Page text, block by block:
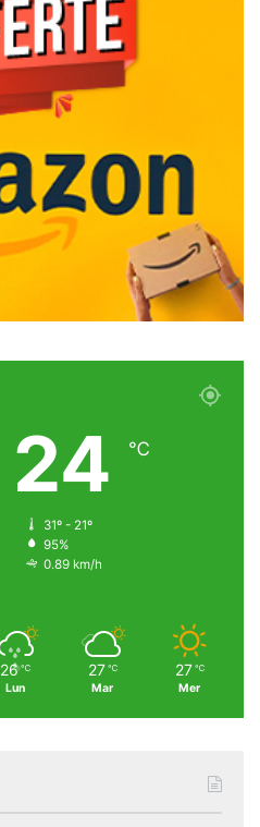
24 ℃
31º - 21º
95%
0.89 km/h
26 ℃
Lun
27 ℃
Mar
27 ℃
Mer